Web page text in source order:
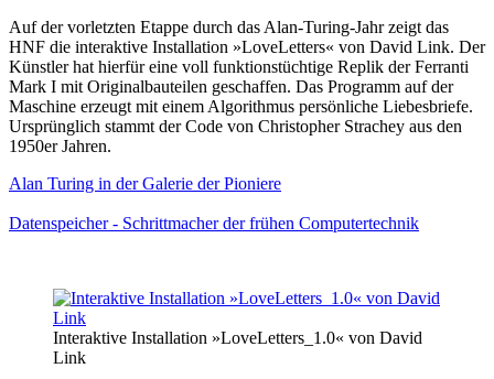
Auf der vorletzten Etappe durch das Alan-Turing-Jahr zeigt das
HNF die interaktive Installation »LoveLetters« von David Link. Der
Künstler hat hierfür eine voll funktionstüchtige Replik der Ferranti
Mark I mit Originalbauteilen geschaffen. Das Programm auf der
Maschine erzeugt mit einem Algorithmus persönliche Liebesbriefe.
Ursprünglich stammt der Code von Christopher Strachey aus den
1950er Jahren.
Alan Turing in der Galerie der Pioniere
Datenspeicher - Schrittmacher der frühen Computertechnik
Interaktive Installation »LoveLetters_1.0« von David
Link